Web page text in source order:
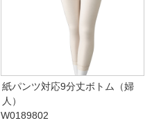
紙パンツ対応9分丈ボトム（婦
人）
W0189802